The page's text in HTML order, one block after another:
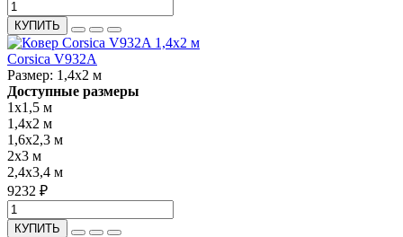
КУПИТЬ
Corsica V932A
Размер: 1,4x2 м
Доступные размеры
1x1,5 м
1,4x2 м
1,6x2,3 м
2x3 м
2,4x3,4 м
9232 ₽
КУПИТЬ